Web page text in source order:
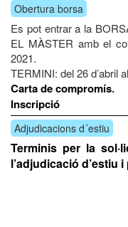
Obertura borsa
Es pot entrar a la
EL MÀSTER amb el
2021.
TERMINI: del 26 d’abril
Carta de compromís.
Inscripció
Adjudicacions d´estiu
Terminis per la
l’adjudicació d’estiu